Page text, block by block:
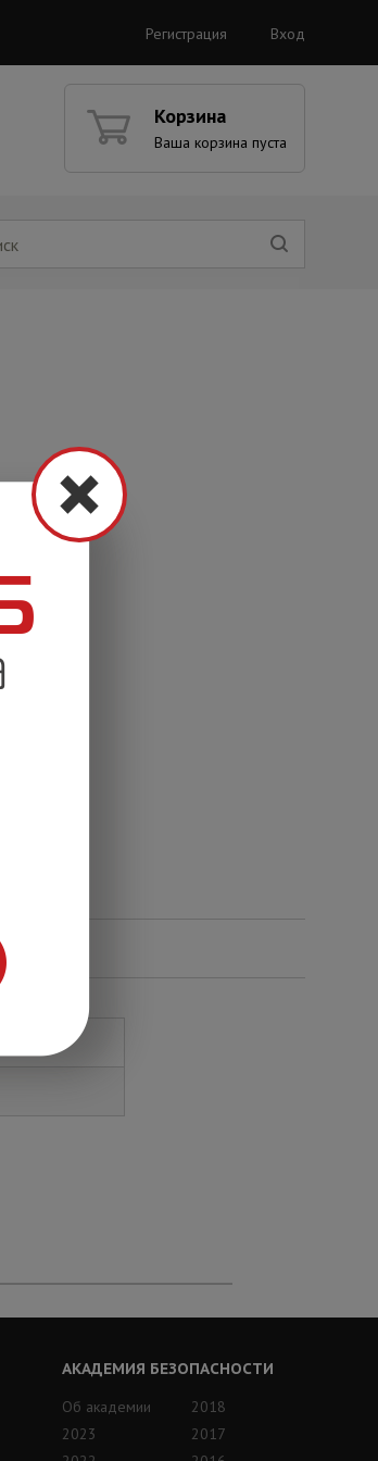
Регистрация Вход
Корзина
Ваша корзина пуста
АКАДЕМИЯ БЕЗОПАСНОСТИ
Об академии
2023
2018
2017